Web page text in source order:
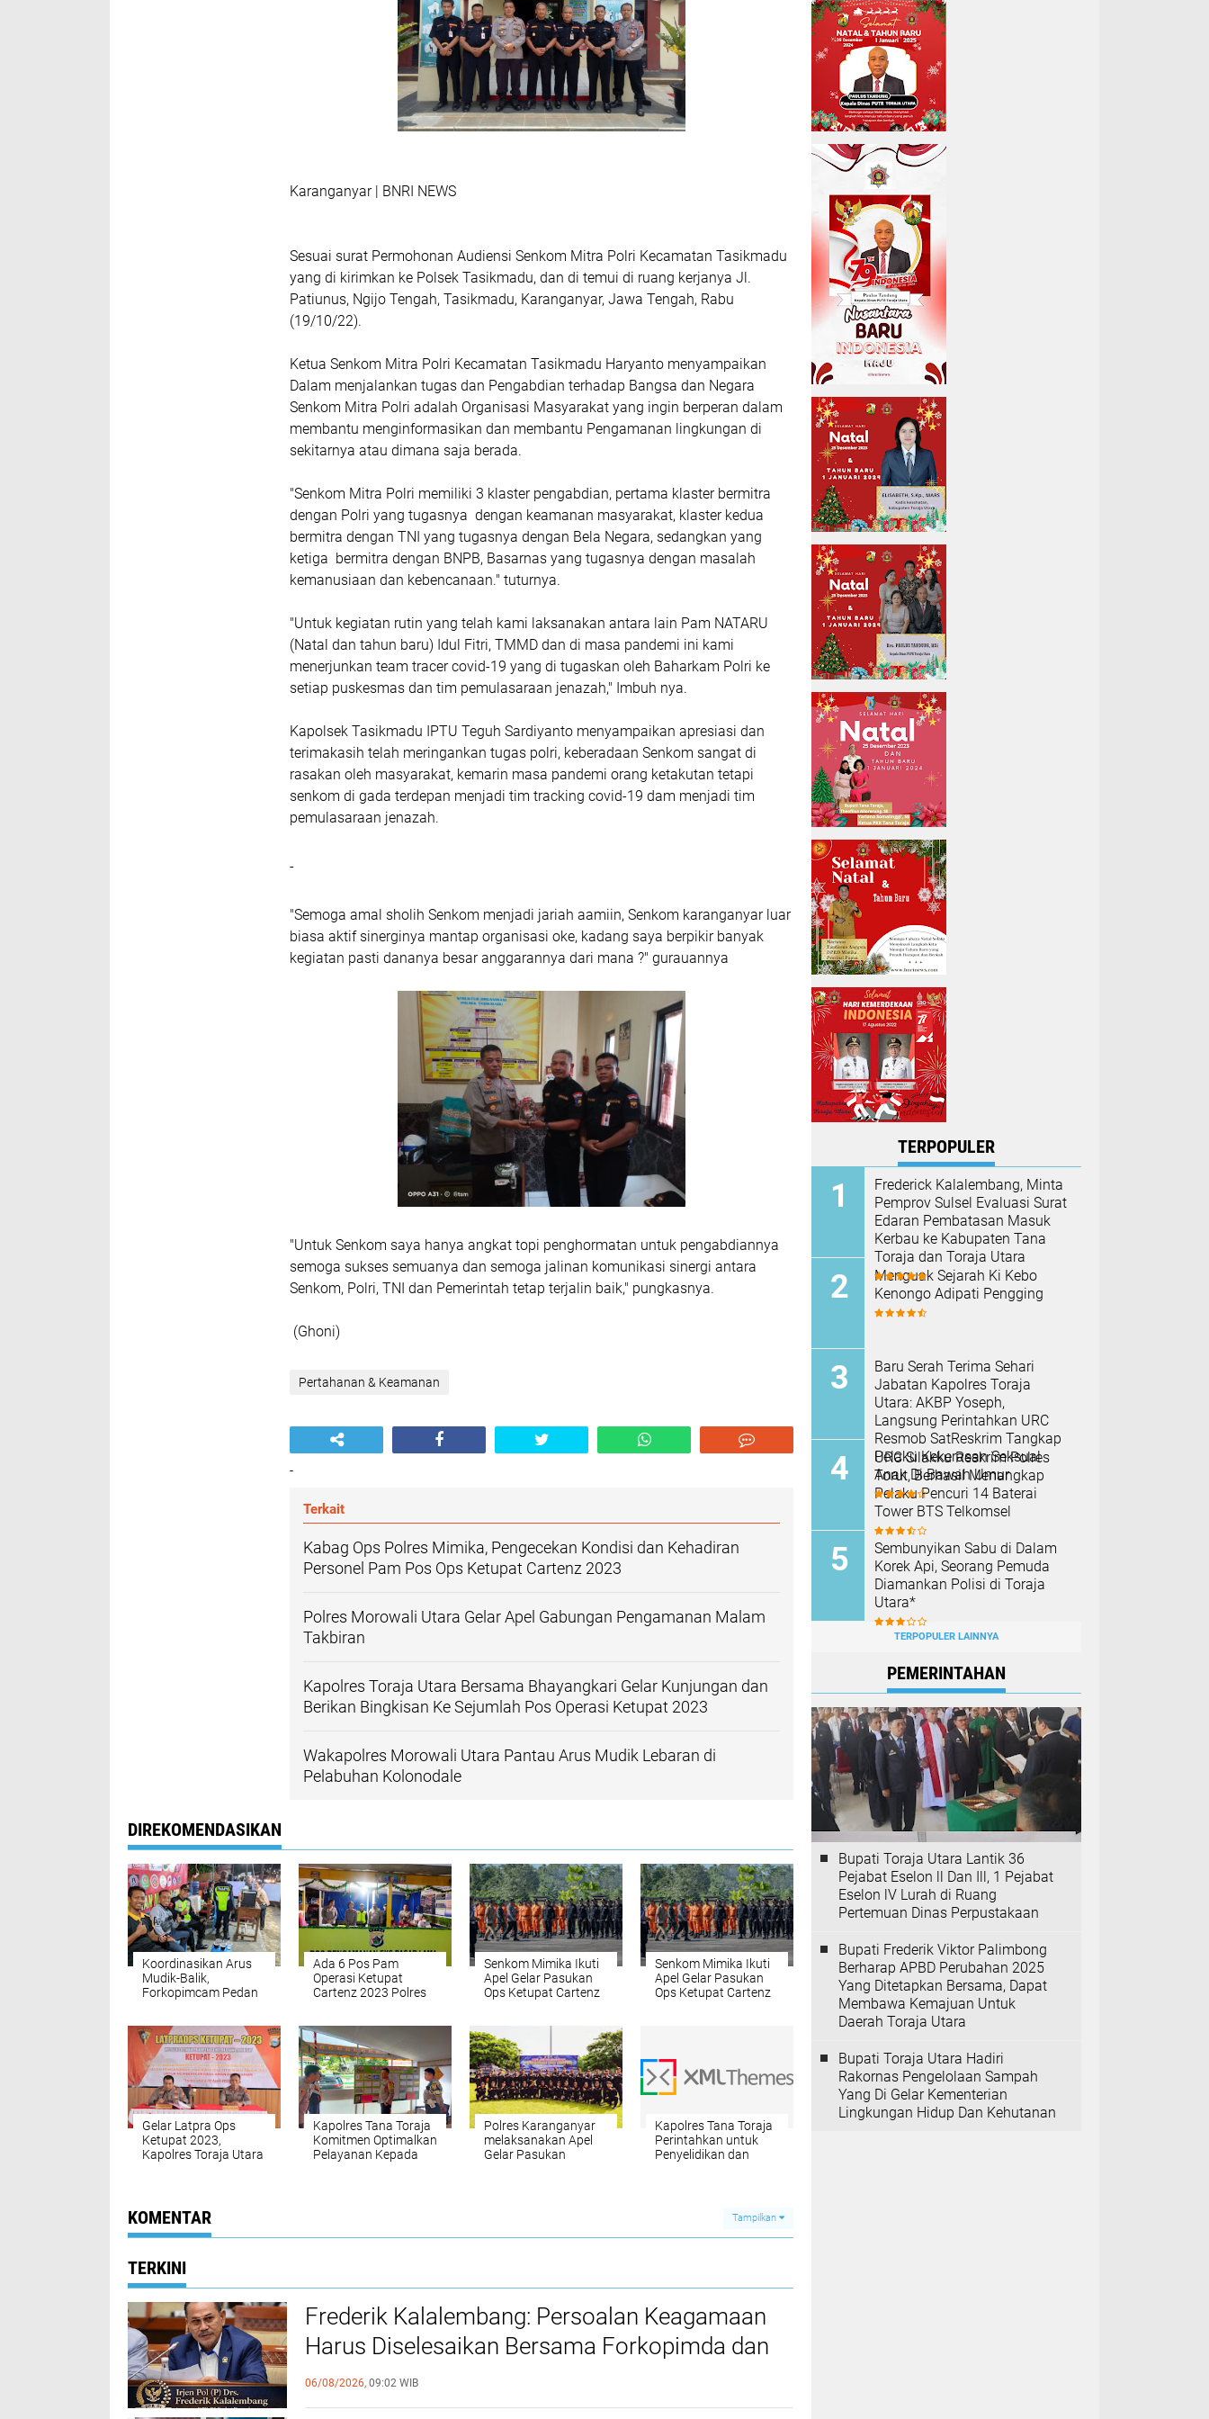
Karanganyar | BNRI NEWS
Sesuai surat Permohonan Audiensi Senkom Mitra Polri Kecamatan Tasikmadu
yang di kirimkan ke Polsek Tasikmadu, dan di temui di ruang kerjanya Jl.
Patiunus, Ngijo Tengah, Tasikmadu, Karanganyar, Jawa Tengah, Rabu
(19/10/22).
Ketua Senkom Mitra Polri Kecamatan Tasikmadu Haryanto menyampaikan
Dalam menjalankan tugas dan Pengabdian terhadap Bangsa dan Negara
Senkom Mitra Polri adalah Organisasi Masyarakat yang ingin berperan dalam
membantu menginformasikan dan membantu Pengamanan lingkungan di
sekitarnya atau dimana saja berada.
"Senkom Mitra Polri memiliki 3 klaster pengabdian, pertama klaster bermitra
dengan Polri yang tugasnya dengan keamanan masyarakat, klaster kedua
bermitra dengan TNI yang tugasnya dengan Bela Negara, sedangkan yang
ketiga bermitra dengan BNPB, Basarnas yang tugasnya dengan masalah
kemanusiaan dan kebencanaan." tuturnya.
"Untuk kegiatan rutin yang telah kami laksanakan antara lain Pam NATARU
(Natal dan tahun baru) Idul Fitri, TMMD dan di masa pandemi ini kami
menerjunkan team tracer covid-19 yang di tugaskan oleh Baharkam Polri ke
setiap puskesmas dan tim pemulasaraan jenazah," Imbuh nya.
Kapolsek Tasikmadu IPTU Teguh Sardiyanto menyampaikan apresiasi dan
terimakasih telah meringankan tugas polri, keberadaan Senkom sangat di
rasakan oleh masyarakat, kemarin masa pandemi orang ketakutan tetapi
senkom di gada terdepan menjadi tim tracking covid-19 dam menjadi tim
pemulasaraan jenazah.
-
"Semoga amal sholih Senkom menjadi jariah aamiin, Senkom karanganyar luar
biasa aktif sinerginya mantap organisasi oke, kadang saya berpikir banyak
kegiatan pasti dananya besar anggarannya dari mana ?" gurauannya
"Untuk Senkom saya hanya angkat topi penghormatan untuk pengabdiannya
semoga sukses semuanya dan semoga jalinan komunikasi sinergi antara
Senkom, Polri, TNI dan Pemerintah tetap terjalin baik," pungkasnya.
(Ghoni)
Pertahanan & Keamanan
-
Terkait
Kabag Ops Polres Mimika, Pengecekan Kondisi dan Kehadiran
Personel Pam Pos Ops Ketupat Cartenz 2023
Polres Morowali Utara Gelar Apel Gabungan Pengamanan Malam
Takbiran
Kapolres Toraja Utara Bersama Bhayangkari Gelar Kunjungan dan
Berikan Bingkisan Ke Sejumlah Pos Operasi Ketupat 2023
Wakapolres Morowali Utara Pantau Arus Mudik Lebaran di
Pelabuhan Kolonodale
DIREKOMENDASIKAN
Koordinasikan Arus
Mudik-Balik,
Forkopimcam Pedan
FORKOP
Ada 6 Pos Pam
Operasi Ketupat
Cartenz 2023 Polres
Senkom Mimika Ikuti
Apel Gelar Pasukan
Ops Ketupat Cartenz
Senkom Mimika Ikuti
Apel Gelar Pasukan
Ops Ketupat Cartenz
Gelar Latpra Ops
Ketupat 2023,
Kapolres Toraja Utara
Kapolres Tana Toraja
Komitmen Optimalkan
Pelayanan Kepada
Polres Karanganyar
melaksanakan Apel
Gelar Pasukan
Kapolres Tana Toraja
Perintahkan untuk
Penyelidikan dan
Bonggakaradeng
KOMENTAR Tampilkan
TERKINI
Frederik Kalalembang: Persoalan Keagamaan
Harus Diselesaikan Bersama Forkopimda dan
FKUB
06/08/2026, 09:02 WIB
TERPOPULER
Frederick Kalalembang, Minta
Pemprov Sulsel Evaluasi Surat
Edaran Pembatasan Masuk
Kerbau ke Kabupaten Tana
Toraja dan Toraja Utara
Menguak Sejarah Ki Kebo
Kenongo Adipati Pengging
Baru Serah Terima Sehari
Jabatan Kapolres Toraja
Utara: AKBP Yoseph,
Langsung Perintahkan URC
Resmob SatReskrim Tangkap
Pelaku Kekerasan Seksual
Anak Di Bawah Umur
URC Silakku Reskrim Polres
Torut, Berhasil Menangkap
Pelaku Pencuri 14 Baterai
Tower BTS Telkomsel
Sembunyikan Sabu di Dalam
Korek Api, Seorang Pemuda
Diamankan Polisi di Toraja
Utara*
TERPOPULER LAINNYA
PEMERINTAHAN
Bupati Toraja Utara Lantik 36
Pejabat Eselon ll Dan Ill, 1 Pejabat
Eselon lV Lurah di Ruang
Pertemuan Dinas Perpustakaan
Bupati Frederik Viktor Palimbong
Berharap APBD Perubahan 2025
Yang Ditetapkan Bersama, Dapat
Membawa Kemajuan Untuk
Daerah Toraja Utara
Bupati Toraja Utara Hadiri
Rakornas Pengelolaan Sampah
Yang Di Gelar Kementerian
Lingkungan Hidup Dan Kehutanan